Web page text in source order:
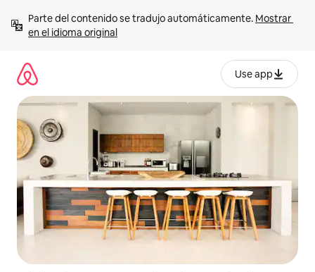
contenido
Parte del contenido se tradujo automáticamente. Mostrar
en el idioma original
Use app